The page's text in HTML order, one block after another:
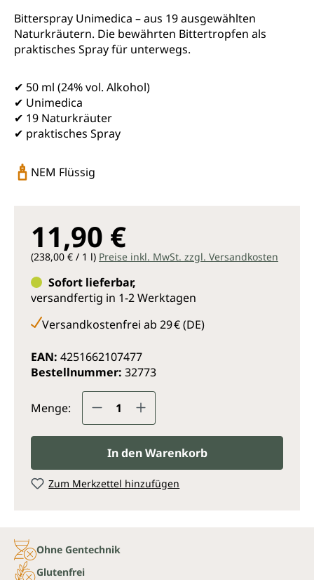
Bitterspray Unimedica – aus 19 ausgewählten
Naturkräutern. Die bewährten Bittertropfen als
praktisches Spray für unterwegs.
✔ 50 ml (24% vol. Alkohol)
✔ Unimedica
✔ 19 Naturkräuter
✔ praktisches Spray
NEM Flüssig
11,90 €
(238,00 € / 1 l) Preise inkl. MwSt. zzgl. Versandkosten
Sofort lieferbar,
versandfertig in 1-2 Werktagen
Versandkostenfrei ab 29 € (DE)
EAN: 4251662107477
Bestellnummer: 32773
Menge: Produkt Anzahl: Gib den
In den Warenkorb
Zum Merkzettel hinzufügen
Ohne Gentechnik
Glutenfrei